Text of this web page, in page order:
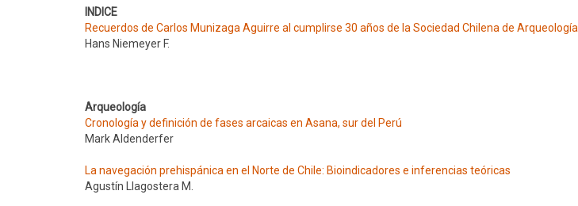
INDICE
Recuerdos de Carlos Munizaga Aguirre al cumplirse 30 años de la Sociedad Chilena de Arqueología
Hans Niemeyer F.
Arqueología
Cronología y definición de fases arcaicas en Asana, sur del Perú
Mark Aldenderfer
La navegación prehispánica en el Norte de Chile: Bioindicadores e inferencias teóricas
Agustín Llagostera M.